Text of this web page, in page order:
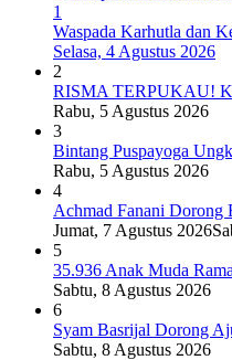
1
Waspada Karhutla dan
Selasa, 4 Agustus 2026
2
RISMA TERPUKAU!
Rabu, 5 Agustus 2026
3
Bintang Puspayoga
Rabu, 5 Agustus 2026
4
Achmad Fanani Dorong
Jumat, 7 Agustus 2026
5
35.936 Anak Muda
Sabtu, 8 Agustus 2026
6
Syam Basrijal Dorong
Sabtu, 8 Agustus 2026